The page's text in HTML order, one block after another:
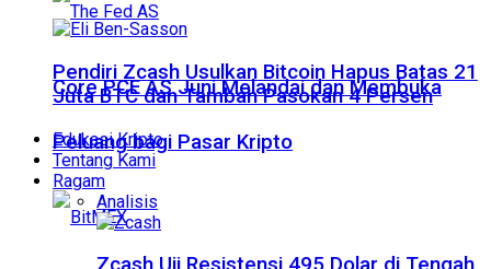
Core PCE AS Juni Melandai dan Membuka
Peluang bagi Pasar Kripto
Pendiri Zcash Usulkan Bitcoin Hapus Batas 21
Juta BTC dan Tambah Pasokan 4 Persen
Edukasi Kripto
Tentang Kami
Ragam
Analisis